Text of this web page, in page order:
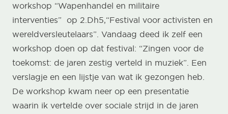
workshop “Wapenhandel en militaire
interventies” op 2.Dh5,“Festival voor activisten en
wereldversleutelaars”. Vandaag deed ik zelf een
workshop doen op dat festival: “Zingen voor de
toekomst: de jaren zestig verteld in muziek”. Een
verslagje en een lijstje van wat ik gezongen heb.
De workshop kwam neer op een presentatie
waarin ik vertelde over sociale strijd in de jaren